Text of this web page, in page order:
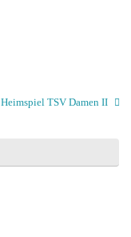
Heimspiel TSV Damen II